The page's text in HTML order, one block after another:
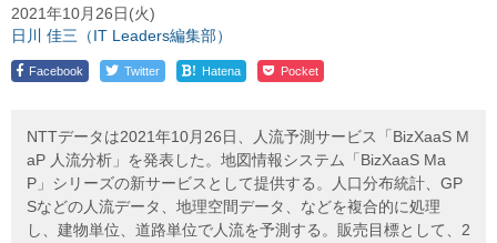
2021年10月26日(火)
日川 佳三（IT Leaders編集部）
Facebook Twitter ! Hatena Pocket
NTTデータは2021年10月26日、人流予測サービス「BizXaaS M
aP 人流分析」を発表した。地図情報システム「BizXaaS Ma
P」シリーズの新サービスとして提供する。人口分布統計、GP
Sなどの人流データ、地理空間データ、などを複合的に処理
し、建物単位、道路単位で人流を予測する。販売目標として、2